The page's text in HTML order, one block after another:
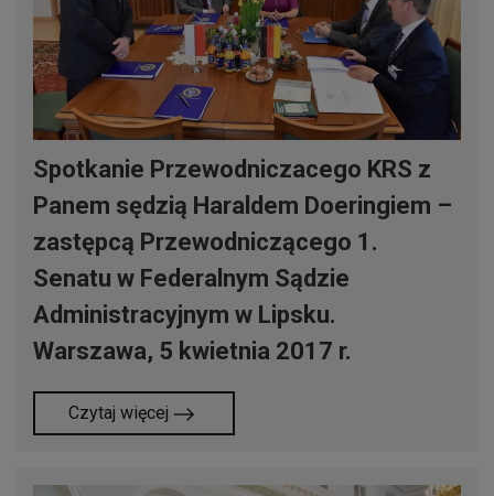
Spotkanie Przewodniczacego KRS z
Panem sędzią Haraldem Doeringiem –
zastępcą Przewodniczącego 1.
Senatu w Federalnym Sądzie
Administracyjnym w Lipsku.
Warszawa, 5 kwietnia 2017 r.
Czytaj więcej